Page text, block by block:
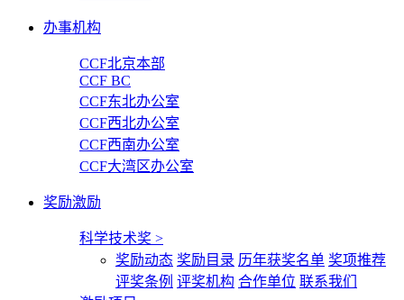
办事机构
CCF北京本部
CCF BC
CCF东北办公室
CCF西北办公室
CCF西南办公室
CCF大湾区办公室
奖励激励
科学技术奖 >
奖励动态 奖励目录 历年获奖名单 奖项推荐
评奖条例 评奖机构 合作单位 联系我们